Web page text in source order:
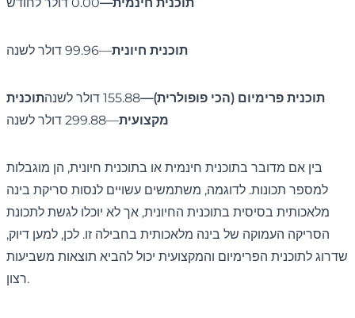
תוכנית חיונית—99.96 דולר לשנה
תוכנית פרימיום (הכי פופולרית)—155.88 דולר לשנה
תוכנית
מקצועית—299.88 דולר לשנה
בין אם מדובר בתוכנית חינמית או בתוכנית חיונית, הן מוגבלות
למספר תכונות. לדוגמה, משתמשים עשויים לנסות סריקת בינה
מלאכותית בסיסית בתוכנית החיונית, אך לא יוכלו לגשת לתכונת
הסריקה העמוקה של בינה מלאכותית בחבילה זו. לכן, למען דיוק,
שדרוג לתוכנית הפרימיום והמקצועית יכול להביא תוצאות משביעות
רצון.